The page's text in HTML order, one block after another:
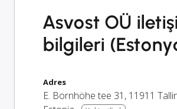
Asvost OÜ
bilgileri
Adres
E. Bornhöhe tee 31 , 11911